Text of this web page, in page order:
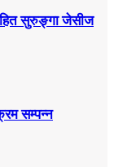
सुरुङ्गा जेसीज
सम्पन्न